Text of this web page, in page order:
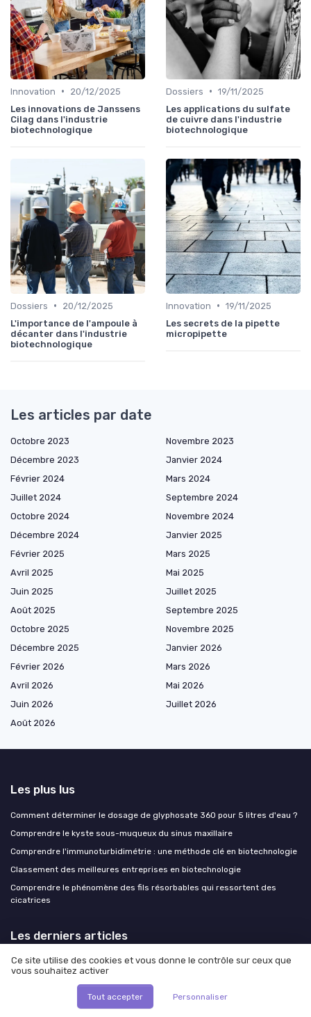
Innovation •
20/12/2025
Les innovations de Janssens
Cilag dans l'industrie
biotechnologique
Dossiers • 19/11/2025
Les applications du sulfate
de cuivre dans l'industrie
biotechnologique
Dossiers •
20/12/2025
L'importance de l'ampoule à
décanter dans l'industrie
biotechnologique
Innovation • 19/11/2025
Les secrets de la pipette
micropipette
Les articles par date
Octobre 2023
Novembre 2023
Décembre 2023
Janvier 2024
Février 2024
Mars 2024
Juillet 2024
Septembre 2024
Octobre 2024
Novembre 2024
Décembre 2024
Janvier 2025
Février 2025
Mars 2025
Avril 2025
Mai 2025
Juin 2025
Juillet 2025
Août 2025
Septembre 2025
Octobre 2025
Novembre 2025
Décembre 2025
Janvier 2026
Février 2026
Mars 2026
Avril 2026
Mai 2026
Juin 2026
Juillet 2026
Août 2026
Les plus lus
Comment déterminer le dosage de glyphosate 360 pour 5 litres d'eau ?
Comprendre le kyste sous-muqueux du sinus maxillaire
Comprendre l'immunoturbidimétrie : une méthode clé en biotechnologie
Classement des meilleures entreprises en biotechnologie
Comprendre le phénomène des fils résorbables qui ressortent des
cicatrices
Les derniers articles
Comment un comité éthique crédible encadre la recherche en
biotechnologies
Management durable en biotech : structurer une politique RSE qui attire
les talents et sécurise les financements
Ce site utilise des cookies et vous donne le contrôle sur ceux que
vous souhaitez activer
Tout accepter Personnaliser